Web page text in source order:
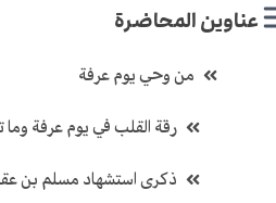
عناوين المحاضرة
من وحي يوم عرفة
رقة القلب في يوم عرفة
ذكرى استشهاد مسلم بن